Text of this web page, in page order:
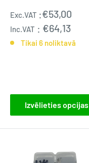
Pārdošanas
cena
Exc.VAT :€53,00
Inc.VAT : €64,13
Tikai 6 noliktavā
Izvēlieties opcijas